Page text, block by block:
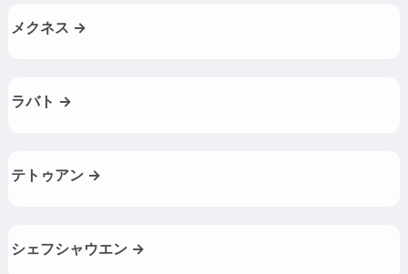
メクネス →
ラバト →
テトゥアン →
シェフシャウエン →